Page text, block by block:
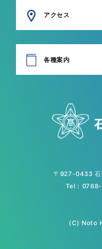
アクセス
各種案内
〒927-0433 石
Tel :
(C) Noto